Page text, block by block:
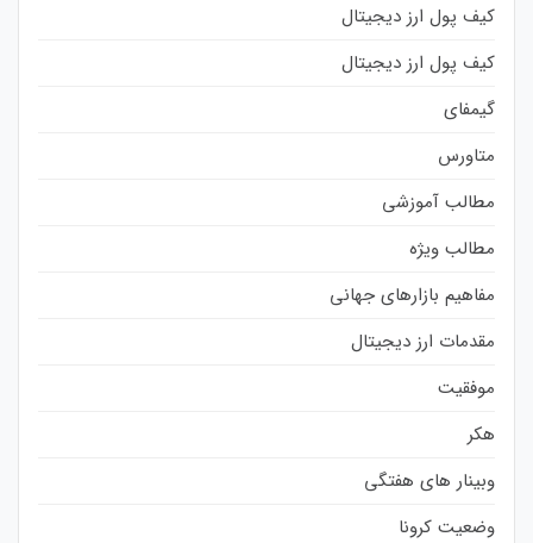
کیف پول ارز دیجیتال
کیف پول ارز دیجیتال
گیمفای
متاورس
مطالب آموزشی
مطالب ویژه
مفاهیم بازارهای جهانی
مقدمات ارز دیجیتال
موفقیت
هکر
وبینار های هفتگی
وضعیت کرونا